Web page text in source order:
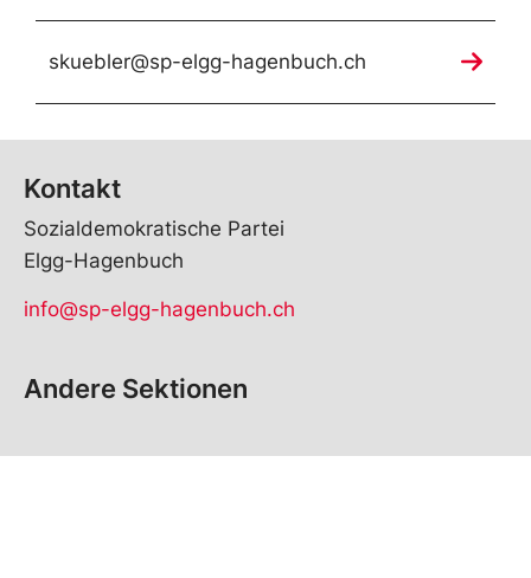
skuebler@sp-elgg-hagenbuch.ch
Kontakt
Sozialdemokratische Partei
Elgg-Hagenbuch
info@sp-elgg-hagenbuch.ch
Andere Sektionen